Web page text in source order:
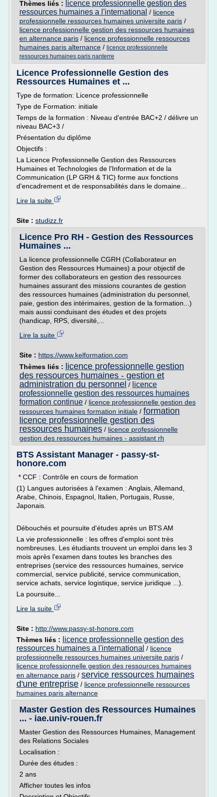
Thèmes liés :
licence professionnelle gestion des
ressources humaines a l'international / licence
professionnelle ressources humaines universite paris /
licence professionnelle gestion des ressources humaines
en alternance paris / licence professionnelle ressources
humaines paris alternance / licence professionnelle
ressources humaines paris nanterre
Licence Professionnelle Gestion des
Ressources Humaines et ...
Type de formation: Licence professionnelle
Type de Formation: initiale
Temps de la formation : Niveau d'entrée BAC+2 / délivre un
niveau BAC+3 /
Présentation du diplôme
Objectifs :
La Licence Professionnelle Gestion des Ressources
Humaines et Technologies de l'Information et de la
Communication (LP GRH & TIC) forme aux fonctions
d'encadrement et de responsabilités dans le domaine...
Lire la suite
Site : studizz.fr
Licence Pro RH - Gestion des Ressources
Humaines ...
La licence professionnelle CGRH (Collaborateur en
Gestion des Ressources Humaines) a pour objectif de
former des collaborateurs en gestion des ressources
humaines assurant des missions courantes de gestion
des ressources humaines (administration du personnel,
paie, gestion des intérimaires, gestion de la formation...)
mais aussi conduisant des études et des projets
(handicap, RPS, diversité,...
Lire la suite
Site : https://www.kelformation.com
Thèmes liés :
licence professionnelle gestion
des ressources humaines - gestion et
administration du personnel / licence
professionnelle gestion des ressources humaines
formation continue / licence professionnelle gestion des
ressources humaines formation initiale / formation
licence professionnelle gestion des
ressources humaines / licence professionnelle
gestion des ressources humaines - assistant rh
BTS Assistant Manager - passy-st-
honore.com
* CCF : Contrôle en cours de formation
(1) Langues autorisées à l'examen : Anglais, Allemand,
Arabe, Chinois, Espagnol, Italien, Portugais, Russe,
Japonais.
Débouchés et poursuite d'études après un BTS AM
La vie professionnelle : les offres d'emploi sont très
nombreuses. Les étudiants trouvent un emploi dans les 3
mois après l'examen dans toutes les branches des
entreprises (service des ressources humaines, service
commercial, service publicité, service communication,
service achats, service logistique, service juridique ...).
La poursuite...
Lire la suite
Site : http://www.passy-st-honore.com
Thèmes liés :
licence professionnelle gestion des
ressources humaines a l'international / licence
professionnelle ressources humaines universite paris /
licence professionnelle gestion des ressources humaines
en alternance paris / service ressources humaines
d'une entreprise / licence professionnelle ressources
humaines paris alternance
Master Gestion des Ressources Humaines
... - iae.univ-rouen.fr
Master Gestion des Ressources Humaines, Management
des Relations Sociales
Localisation :
Durée des études :
2 ans
Afficher toutes les infos